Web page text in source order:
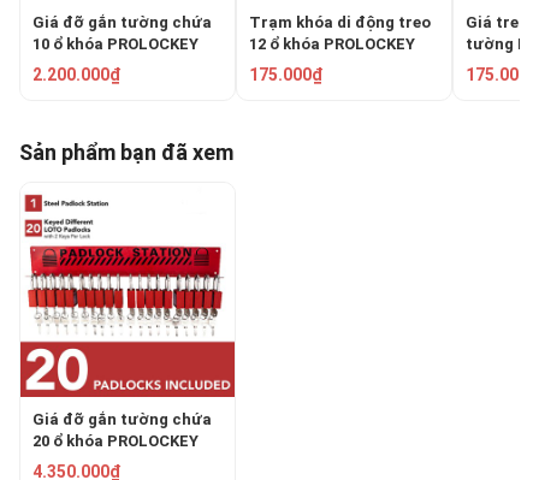
Giá đỡ gắn tường chứa
10 ổ khóa PROLOCKEY
PLS02P38SKD
2.200.000₫
Trạm khóa di động treo
12 ổ khóa PROLOCKEY
PH02
175.000₫
Giá treo
tường
PLS01
175.000₫
Sản phẩm bạn đã xem
Giá đỡ gắn tường chứa
20 ổ khóa PROLOCKEY
PLS04P38SKD
4.350.000₫